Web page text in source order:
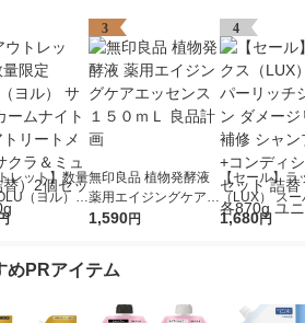
レット】数量
（ヨル）
ームナイト
セット 400g
円
3
無印良品 植物発酵液
薬用エイジングケアエ
ッセンス １５０ｍＬ
1,590円
4
【セール】ラ
（LUX） ス
ッチシャイン
1,680円
めPRアイテム